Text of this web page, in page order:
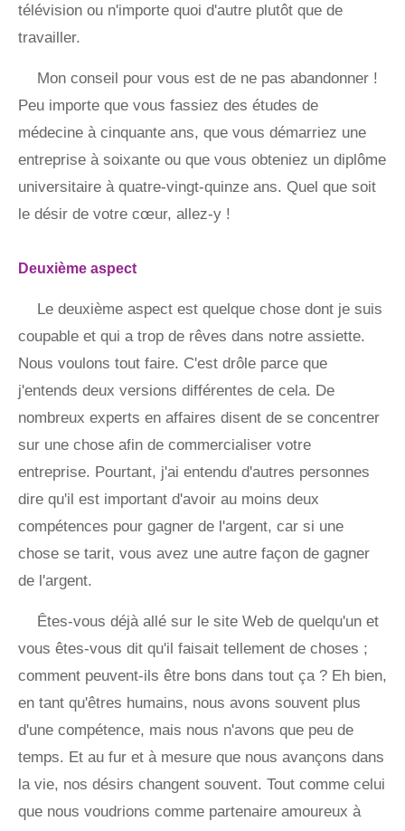
télévision ou n'importe quoi d'autre plutôt que de
travailler.
Mon conseil pour vous est de ne pas abandonner !
Peu importe que vous fassiez des études de
médecine à cinquante ans, que vous démarriez une
entreprise à soixante ou que vous obteniez un diplôme
universitaire à quatre-vingt-quinze ans. Quel que soit
le désir de votre cœur, allez-y !
Deuxième aspect
Le deuxième aspect est quelque chose dont je suis
coupable et qui a trop de rêves dans notre assiette.
Nous voulons tout faire. C'est drôle parce que
j'entends deux versions différentes de cela. De
nombreux experts en affaires disent de se concentrer
sur une chose afin de commercialiser votre
entreprise. Pourtant, j'ai entendu d'autres personnes
dire qu'il est important d'avoir au moins deux
compétences pour gagner de l'argent, car si une
chose se tarit, vous avez une autre façon de gagner
de l'argent.
Êtes-vous déjà allé sur le site Web de quelqu'un et
vous êtes-vous dit qu'il faisait tellement de choses ;
comment peuvent-ils être bons dans tout ça ? Eh bien,
en tant qu'êtres humains, nous avons souvent plus
d'une compétence, mais nous n'avons que peu de
temps. Et au fur et à mesure que nous avançons dans
la vie, nos désirs changent souvent. Tout comme celui
que nous voudrions comme partenaire amoureux à